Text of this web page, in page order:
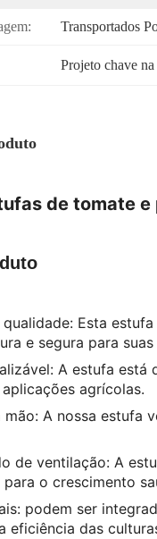
Transportados
Projeto chave
de tomate
Esta
e segura para
A estufa
agrícolas.
mão: A nossa estufa
de ventilação: A
o crescimento
podem ser
eficiência das